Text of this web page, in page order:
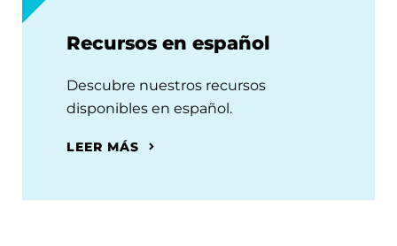
Recursos en español
Descubre nuestros recursos
disponibles en español.
LEER MÁS